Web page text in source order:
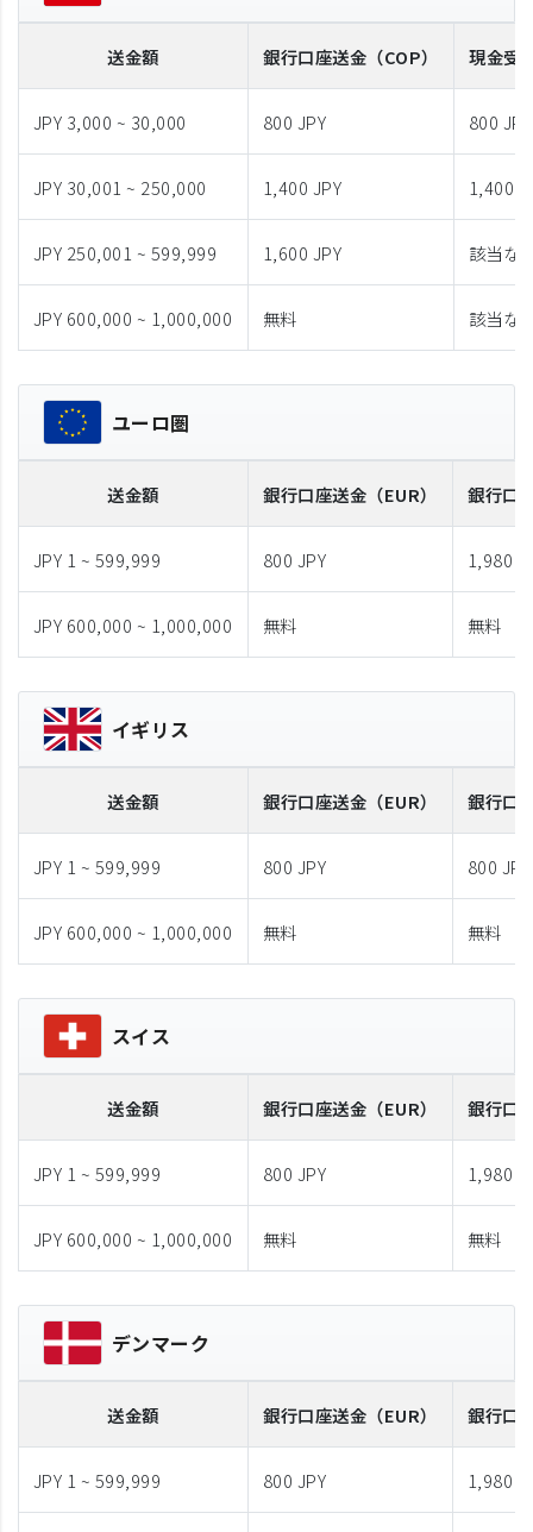
送金額 銀行口座送金 （COP） 現金受
JPY 3,000 ~ 30,000 800 JPY 800 JPY
JPY 30,001 ~ 250,000 1,400 JPY 1,400
JPY 250,001 ~ 599,999 1,600 JPY 該当な
JPY 600,000 ~ 1,000,000 無料 該当な
ユーロ圏
送金額 銀行口座送金 （EUR） 銀行口
JPY 1 ~ 599,999 800 JPY 1,980
JPY 600,000 ~ 1,000,000 無料 無料
イギリス
送金額 銀行口座送金 （EUR） 銀行口
JPY 1 ~ 599,999 800 JPY 800 JPY
JPY 600,000 ~ 1,000,000 無料 無料
スイス
送金額 銀行口座送金 （EUR） 銀行口
JPY 1 ~ 599,999 800 JPY 1,980
JPY 600,000 ~ 1,000,000 無料 無料
デンマーク
送金額 銀行口座送金 （EUR） 銀行口
JPY 1 ~ 599,999 800 JPY 1,980